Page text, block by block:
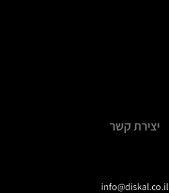
יצירת קשר
info@diskal.co.il